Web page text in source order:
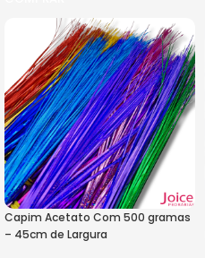
Capim Acetato Com 500 gramas
– 45cm de Largura